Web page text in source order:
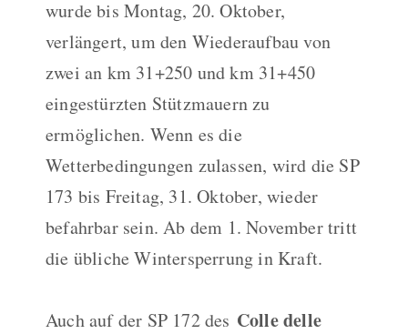
wurde bis Montag, 20. Oktober,
verlängert, um den Wiederaufbau von
zwei an km 31+250 und km 31+450
eingestürzten Stützmauern zu
ermöglichen. Wenn es die
Wetterbedingungen zulassen, wird die SP
173 bis Freitag, 31. Oktober, wieder
befahrbar sein. Ab dem 1. November tritt
die übliche Wintersperrung in Kraft.
Auch auf der SP 172 des Colle delle